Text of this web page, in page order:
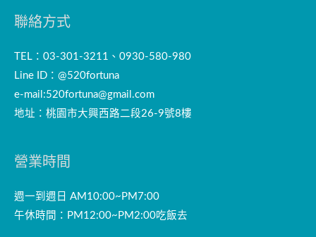
聯絡方式
TEL：03-301-3211、0930-580-980
Line ID：@520fortuna
e-mail:520fortuna@gmail.com
地址：桃園市大興西路二段26-9號8樓
營業時間
週一到週日 AM10:00~PM7:00
午休時間：PM12:00~PM2:00吃飯去